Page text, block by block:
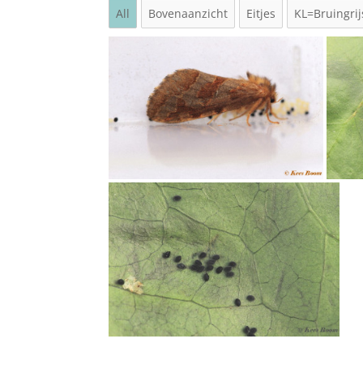
All Bovenaanzicht Eitjes